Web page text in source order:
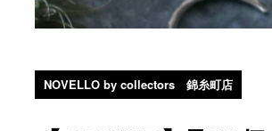
NOVELLO by collectors 錦糸町店